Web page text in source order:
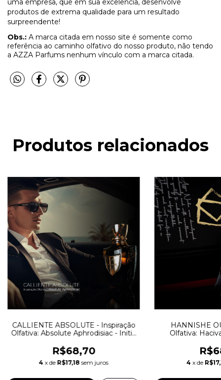
uma empresa, que em sua excelência, desenvolve
produtos de extrema qualidade para um resultado
surpreendente!
Obs.: A marca citada em nosso site é somente como
referência ao caminho olfativo do nosso produto, não tendo
a AZZA Parfums nenhum vínculo com a marca citada.
Produtos relacionados
CALLIENTE ABSOLUTE - Inspiração
Olfativa: Absolute Aphrodisiac - Initio
R$68,70
4 x de R$17,18 sem juros
HANNISHE
Olfativa:
4 x de